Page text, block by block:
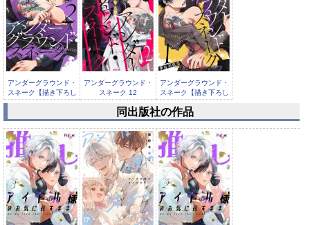
アンダーグラウンド・
スネーク【描き下ろし
おまけ付...
アンダーグラウンド・
スネーク 12
アンダーグラウンド・
スネーク【描き下ろし
おまけ付...
アンダーグラウンド・
同出版社の作品